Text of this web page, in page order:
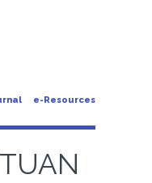
e-Resources